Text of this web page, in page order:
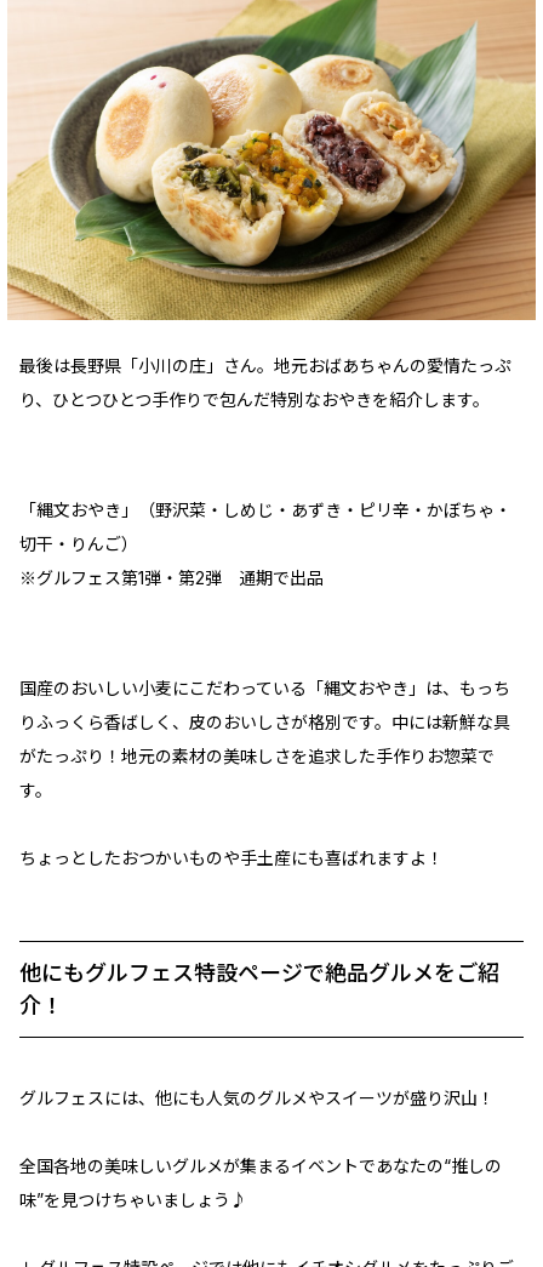
最後は長野県「小川の庄」さん。地元おばあちゃんの愛情たっぷ
り、ひとつひとつ手作りで包んだ特別なおやきを紹介します。
「縄文おやき」（野沢菜・しめじ・あずき・ピリ辛・かぼちゃ・
切干・りんご）
※グルフェス第1弾・第2弾 通期で出品
国産のおいしい小麦にこだわっている「縄文おやき」は、もっち
りふっくら香ばしく、皮のおいしさが格別です。中には新鮮な具
がたっぷり！地元の素材の美味しさを追求した手作りお惣菜で
す。
ちょっとしたおつかいものや手土産にも喜ばれますよ！
他にもグルフェス特設ページで絶品グルメをご紹
介！
グルフェスには、他にも人気のグルメやスイーツが盛り沢山！
全国各地の美味しいグルメが集まるイベントであなたの“推しの
味”を見つけちゃいましょう♪